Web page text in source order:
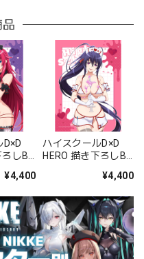
品
しB2
ー/黒
¥4,400
ハイスクールD×D
HERO 描き下ろしB2
朱乃/白ナース)Wス
¥4,400